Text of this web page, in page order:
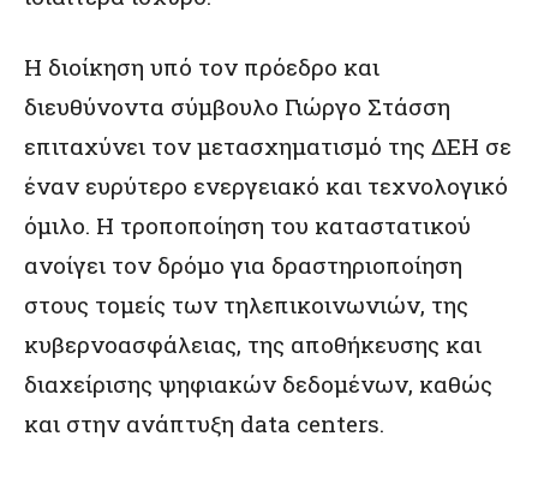
Η διοίκηση υπό τον πρόεδρο και
διευθύνοντα σύμβουλο Γιώργο Στάσση
επιταχύνει τον μετασχηματισμό της ΔΕΗ σε
έναν ευρύτερο ενεργειακό και τεχνολογικό
όμιλο. Η τροποποίηση του καταστατικού
ανοίγει τον δρόμο για δραστηριοποίηση
στους τομείς των τηλεπικοινωνιών, της
κυβερνοασφάλειας, της αποθήκευσης και
διαχείρισης ψηφιακών δεδομένων, καθώς
και στην ανάπτυξη data centers.